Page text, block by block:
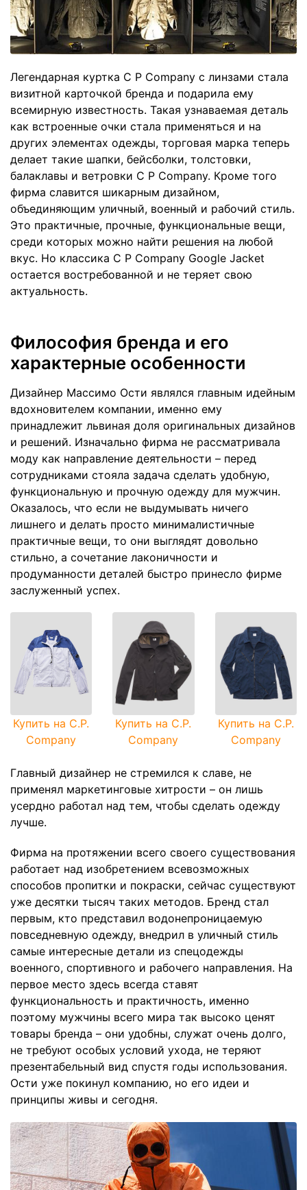
Легендарная куртка C P Company с линзами стала
визитной карточкой бренда и подарила ему
всемирную известность. Такая узнаваемая деталь
как встроенные очки стала применяться и на
других элементах одежды, торговая марка теперь
делает такие шапки, бейсболки, толстовки,
балаклавы и ветровки C P Company. Кроме того
фирма славится шикарным дизайном,
объединяющим уличный, военный и рабочий стиль.
Это практичные, прочные, функциональные вещи,
среди которых можно найти решения на любой
вкус. Но классика C P Company Google Jacket
остается востребованной и не теряет свою
актуальность.
Философия бренда и его
характерные особенности
Дизайнер Массимо Ости являлся главным идейным
вдохновителем компании, именно ему
принадлежит львиная доля оригинальных дизайнов
и решений. Изначально фирма не рассматривала
моду как направление деятельности – перед
сотрудниками стояла задача сделать удобную,
функциональную и прочную одежду для мужчин.
Оказалось, что если не выдумывать ничего
лишнего и делать просто минималистичные
практичные вещи, то они выглядят довольно
стильно, а сочетание лаконичности и
продуманности деталей быстро принесло фирме
заслуженный успех.
Купить на C.P.
Company
Купить на C.P.
Company
Купить на C.P.
Company
Главный дизайнер не стремился к славе, не
применял маркетинговые хитрости – он лишь
усердно работал над тем, чтобы сделать одежду
лучше.
Фирма на протяжении всего своего существования
работает над изобретением всевозможных
способов пропитки и покраски, сейчас существуют
уже десятки тысяч таких методов. Бренд стал
первым, кто представил водонепроницаемую
повседневную одежду, внедрил в уличный стиль
самые интересные детали из спецодежды
военного, спортивного и рабочего направления. На
первое место здесь всегда ставят
функциональность и практичность, именно
поэтому мужчины всего мира так высоко ценят
товары бренда – они удобны, служат очень долго,
не требуют особых условий ухода, не теряют
презентабельный вид спустя годы использования.
Ости уже покинул компанию, но его идеи и
принципы живы и сегодня.